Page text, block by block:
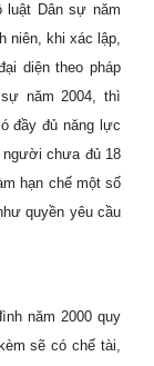
Dân sự năm
niên, khi xác lập,
diện theo pháp
năm 2004, thì
đầy đủ năng lực
người chưa đủ 18
hạn chế một số
quyền yêu cầu
năm 2000 quy
sẽ có chế tài,